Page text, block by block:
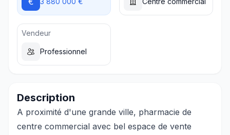
Vendeur
Professionnel
Description
A proximité d'une grande ville, pharmacie de
centre commercial avec bel espace de vente